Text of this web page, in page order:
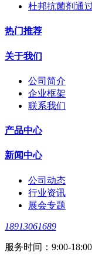
杜邦抗菌剂通
热门推荐
关于我们
公司简介
企业框架
联系我们
产品中心
新闻中心
公司动态
行业资讯
展会专题
18913061689
服务时间：9:00-18:00